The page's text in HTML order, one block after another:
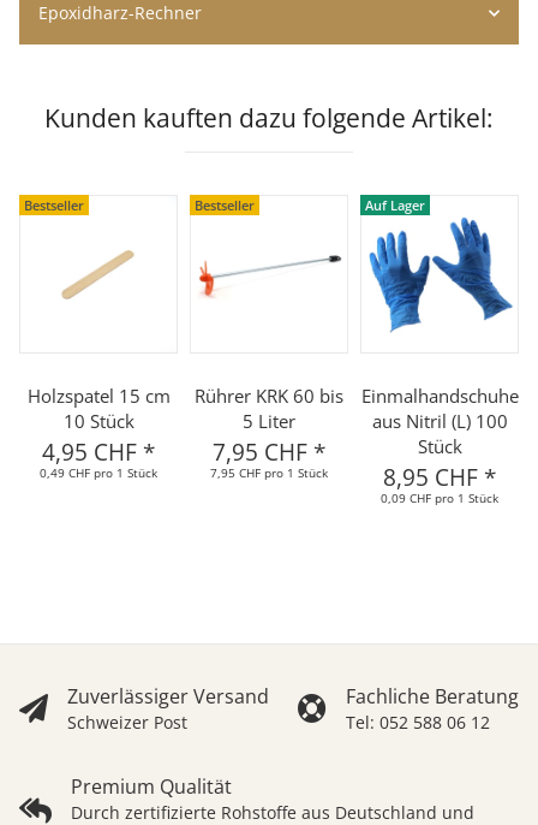
Epoxidharz-Rechner
Kunden kauften dazu folgende Artikel:
Bestseller
Holzspatel 15 cm
10 Stück
4,95 CHF *
0,49 CHF pro 1 Stück
Bestseller
Rührer KRK 60 bis
5 Liter
7,95 CHF *
7,95 CHF pro 1 Stück
Auf Lager
Einmalhandschuhe
aus Nitril (L) 100
Stück
8,95 CHF *
0,09 CHF pro 1 Stück
Zuverlässiger Versand
Schweizer Post
Fachliche Beratung
Tel: 052 588 06 12
Premium Qualität
Durch zertifizierte Rohstoffe aus Deutschland und